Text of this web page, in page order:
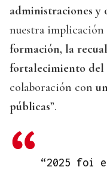
administraciones y
nuestra
formación, la
fortalecimiento del
colaboración con
públicas”.
“2025 foi